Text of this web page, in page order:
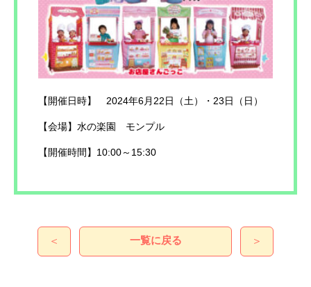
【開催日時】 2024年6月22日（土）・23日（日）
【会場】水の楽園 モンプル
【開催時間】10:00～15:30
＜ 一覧に戻る ＞